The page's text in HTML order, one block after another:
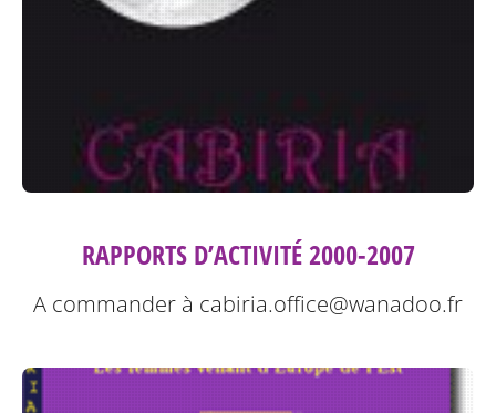
RAPPORTS D’ACTIVITÉ 2000-2007
A commander à cabiria.office@wanadoo.fr